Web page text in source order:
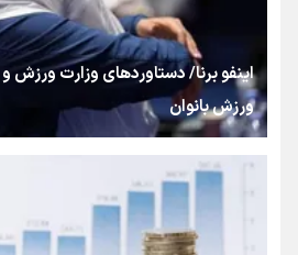
شکستگیِ بزرگ؛ روایتِ یک
رسانه ملی و حق مردم برای
اینفو برنا/ دستاوردهای وزارت ورزش
ورزش بانوان